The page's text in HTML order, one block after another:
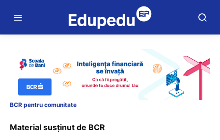
BCR pentru comunitate
Material susținut de BCR